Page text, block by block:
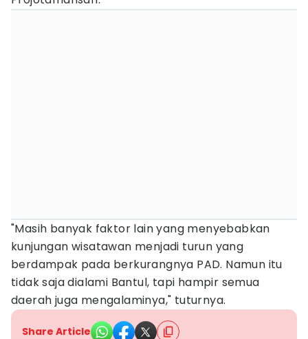
"Masih banyak faktor lain yang menyebabkan
kunjungan wisatawan menjadi turun yang
berdampak pada berkurangnya PAD. Namun itu
tidak saja dialami Bantul, tapi hampir semua
daerah juga mengalaminya," tuturnya.
Share Article